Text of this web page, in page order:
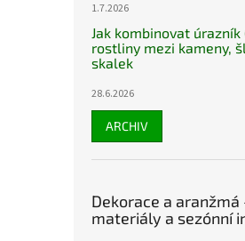
1.7.2026
Jak kombinovat úrazník
rostliny mezi kameny,
skalek
28.6.2026
ARCHIV
Dekorace a aranžmá
materiály a sezónní